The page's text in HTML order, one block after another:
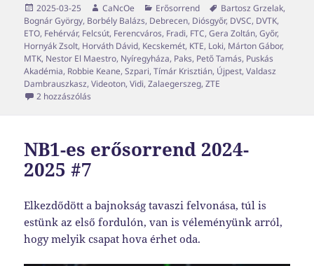
Közzétéve
2025-03-25 Szerző
CaNcOe Kategória
Erősorrend Címke
Bartosz Grzelak,
Bognár György, Borbély Balázs, Debrecen, Diósgyőr, DVSC, DVTK,
ETO, Fehérvár, Felcsút, Ferencváros, Fradi, FTC,Gera Zoltán,Győr,
Hornyák Zsolt, Horváth Dávid, Kecskemét, KTE, Loki, Márton Gábor,
MTK, Nestor El Maestro, Nyíregyháza, Paks, Pető Tamás, Puskás
Akadémia, Robbie Keane,Szpari,Tímár Krisztián, Újpest,Valdasz
Dambrauszkasz,Videoton,Vidi,Zalaegerszeg,ZTE
2 hozzászólás
NB1-es erősorrend 2024-
2025 #7
Elkezdődött a bajnokság tavaszi felvonása, túl is
estünk az első fordulón, van is véleményünk arról,
hogy melyik csapat hova érhet oda.